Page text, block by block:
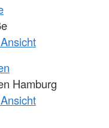
Hamburg